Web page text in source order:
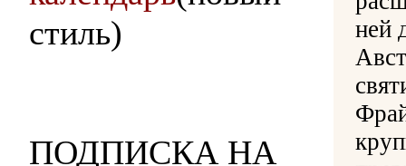
стиль)
ПОДПИСКА НА
ней